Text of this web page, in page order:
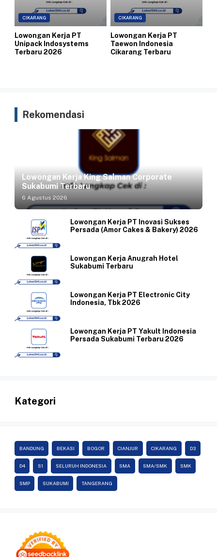
CIKARANG
Lowongan Kerja PT
Unipack Indosystems
Terbaru 2026
CIKARANG
Lowongan Kerja PT
Taewon Indonesia
Cikarang Terbaru
Rekomendasi
Lowongan Kerja King Salman Corporate
Sukabumi Terbaru
6 Agustus 2026
Lowongan Kerja PT Inovasi Sukses
Persada (Amor Cakes & Bakery) 2026
Lowongan Kerja Anugrah Hotel
Sukabumi Terbaru
Lowongan Kerja PT Electronic City
Indonesia, Tbk 2026
Lowongan Kerja PT Yakult Indonesia
Persada Sukabumi Terbaru 2026
Kategori
BANDUNG BEKASI BOGOR CIANJUR CIKARANG D3
D4 S1 SELURUH INDONESIA SMA SMA/SMK SMK
SMP SUKABUMI TANGERANG